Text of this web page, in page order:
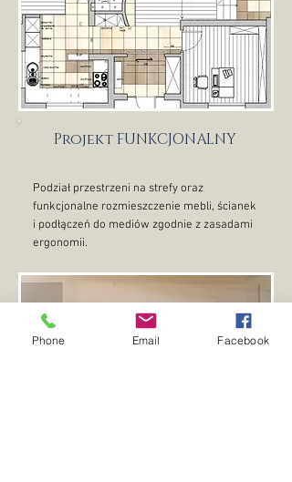
Projekt FUNKCJONALNY
Podział przestrzeni na strefy oraz
funkcjonalne rozmieszczenie mebli, ścianek
i podłączeń do mediów zgodnie z zasadami
ergonomii.
Phone Email Facebook